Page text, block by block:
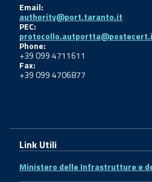
Email:
authority@port.taranto.it
PEC:
Phone:
+39 099 4711611
Fax:
+39 099 4706877
Link Utili
Ministero delle Infrastrutture e